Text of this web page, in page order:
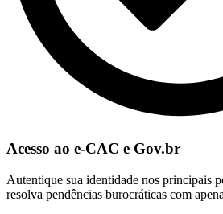
Acesso ao e-CAC e Gov.br
Autentique sua identidade nos principais
resolva pendências burocráticas com